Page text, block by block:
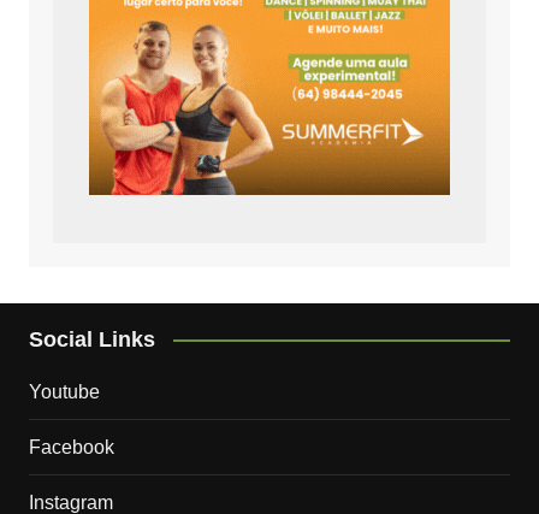
Social Links
Youtube
Facebook
Instagram